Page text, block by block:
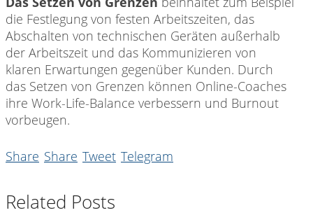
die Festlegung von festen Arbeitszeiten, das
Abschalten von technischen Geräten außerhalb
der Arbeitszeit und das Kommunizieren von
klaren Erwartungen gegenüber Kunden. Durch
das Setzen von Grenzen können Online-Coaches
ihre Work-Life-Balance verbessern und Burnout
vorbeugen.
Share Share Tweet Telegram
Related Posts